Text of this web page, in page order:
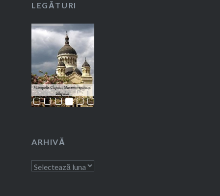
LEGĂTURI
ARHIVĂ
Arhivă